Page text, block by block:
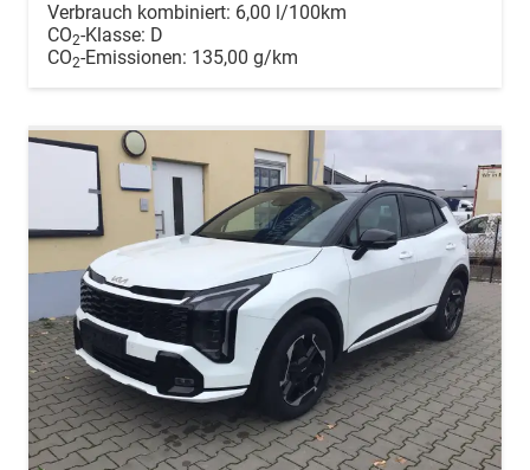
Verbrauch kombiniert: 6,00 l/100km
CO2-Klasse: D
CO2-Emissionen: 135,00 g/km